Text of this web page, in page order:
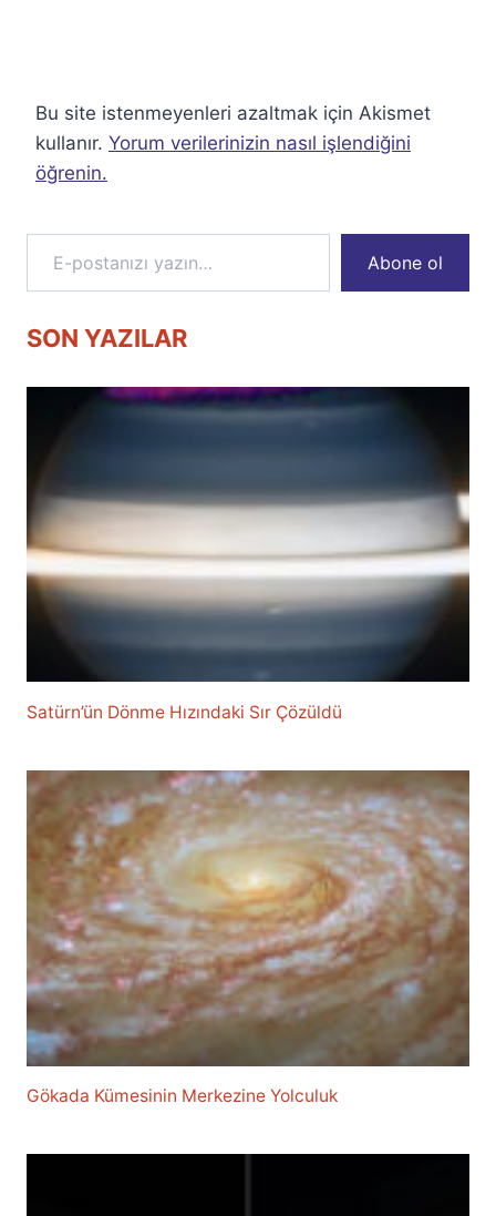
Bu site istenmeyenleri azaltmak için Akismet
kullanır. Yorum verilerinizin nasıl işlendiğini
öğrenin.
E-postanızı yazın…
Abone ol
SON YAZILAR
Satürn’ün Dönme Hızındaki Sır Çözüldü
Gökada Kümesinin Merkezine Yolculuk